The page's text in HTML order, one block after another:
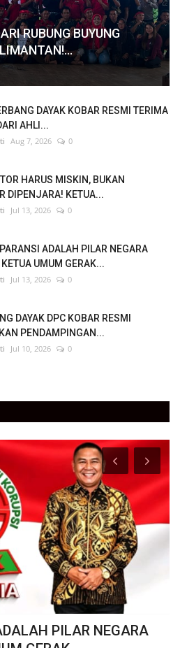
RUBUNG BUYUNG
DAYAK KOBAR RESMI TERIMA
AHLI...
Aug 7, 2026 0
HARUS MISKIN, BUKAN
DIPENJARA! KETUA...
Jul 13, 2026 0
ADALAH PILAR NEGARA
UMUM GERAK...
Jul 13, 2026 0
DAYAK DPC KOBAR RESMI
PENDAMPINGAN...
Jul 10, 2026 0
PILAR NEGARA